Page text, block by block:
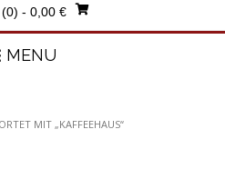
(0) - 0,00 €
MENU
MIT „KAFFEEHAUS“